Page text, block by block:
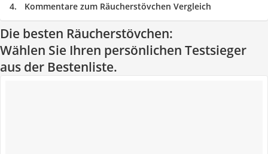
Kommentare zum Räucherstövchen Vergleich
Die besten Räucherstövchen:
Wählen Sie Ihren persönlichen Testsieger
aus der Bestenliste.